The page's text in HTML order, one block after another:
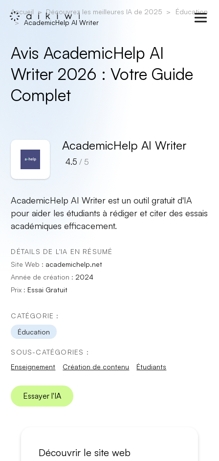
Accueil Découvrez les meilleures IA de 2025
Éducation
AcademicHelp AI Writer
Avis AcademicHelp AI
Writer 2026 : Votre Guide
Complet
AcademicHelp AI Writer
4.5 / 5
AcademicHelp AI Writer est un outil gratuit d'IA
pour aider les étudiants à rédiger et citer des essais
académiques efficacement.
DÉTAILS DE L'IA EN RÉSUMÉ
Site Web : academichelp.net
Année de création : 2024
Prix : Essai Gratuit
CATÉGORIE :
Éducation
SOUS-CATÉGORIES :
Enseignement
Création de contenu Étudiants
Essayer l'IA
Découvrir le site web